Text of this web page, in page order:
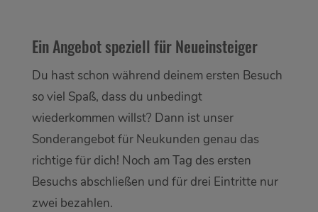
Ein Angebot speziell für Neueinsteiger
Du hast schon während deinem ersten Besuch
so viel Spaß, dass du unbedingt
wiederkommen willst? Dann ist unser
Sonderangebot für Neukunden genau das
richtige für dich! Noch am Tag des ersten
Besuchs abschließen und für drei Eintritte nur
zwei bezahlen.